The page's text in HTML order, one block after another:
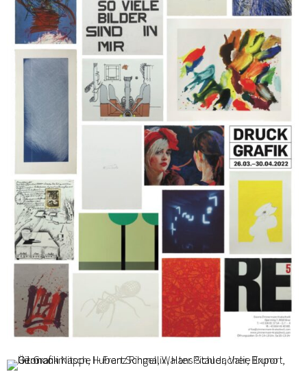
Krystufek, Muntean & Rosenblum, Flora Neuwirth, Hermann
Nitsch, Walter Pichler, Mel Ramos, Franz Ringel, Gerwald
Rockenschaub, Hubert Scheibl, Eva Schlegel, Hubert
Schmalix, Hans Staudacher
26 Mar 2022 - 30 Apr 2022
Ö1 Grafikmappe I